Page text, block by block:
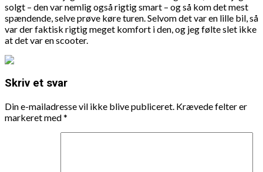
solgt – den var nemlig også rigtig smart – og så kom det mest
spændende, selve prøve køre turen. Selvom det var en lille bil, så
var der faktisk rigtig meget komfort i den, og jeg følte slet ikke
at det var en scooter.
Skriv et svar
Din e-mailadresse vil ikke blive publiceret. Krævede felter er
markeret med*